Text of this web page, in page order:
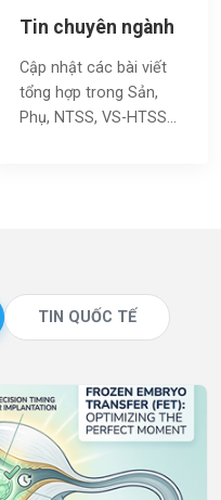
Tin chuyên ngành
Cập nhật các bài viết
tổng hợp trong Sản,
Phụ, NTSS, VS-HTSS...
TIN QUỐC TẾ